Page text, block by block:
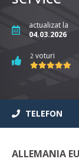
actualizat la
04.03.2026
2 voturi
TELEFON
ALLEMANIA